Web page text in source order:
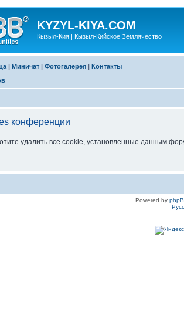
KYZYL-KIYA.COM
Кызыл-Кия | Кызыл-Кийское Землячество
| Миничат | Фотогалерея | Контакты
конференции
удалить все cookie, установленные данным
Powered by